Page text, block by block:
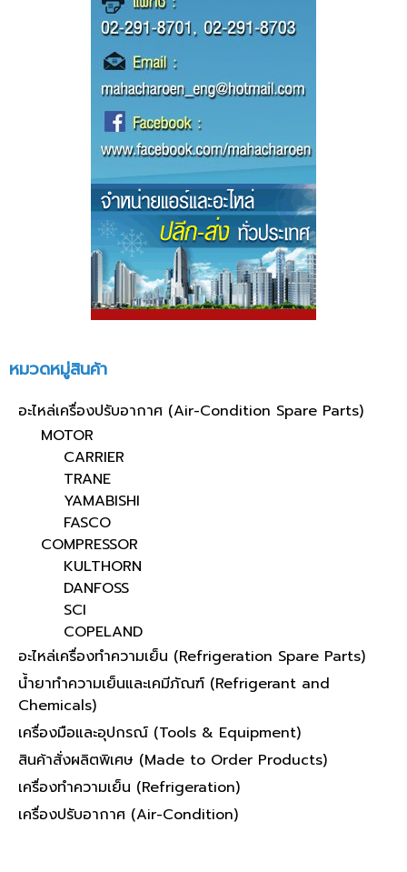
หมวดหมู่สินค้า
อะไหล่เครื่องปรับอากาศ (Air-Condition Spare Parts)
MOTOR
CARRIER
TRANE
YAMABISHI
FASCO
COMPRESSOR
KULTHORN
DANFOSS
SCI
COPELAND
อะไหล่เครื่องทำความเย็น (Refrigeration Spare Parts)
น้ำยาทำความเย็นและเคมีภัณฑ์ (Refrigerant and
Chemicals)
เครื่องมือและอุปกรณ์ (Tools & Equipment)
สินค้าสั่งผลิตพิเศษ (Made to Order Products)
เครื่องทำความเย็น (Refrigeration)
เครื่องปรับอากาศ (Air-Condition)